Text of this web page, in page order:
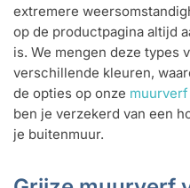
extremere
op de productpagina altijd
is. We mengen deze types
verschillende kleuren,
de opties op onze
ben je verzekerd van een
je buitenmuur.